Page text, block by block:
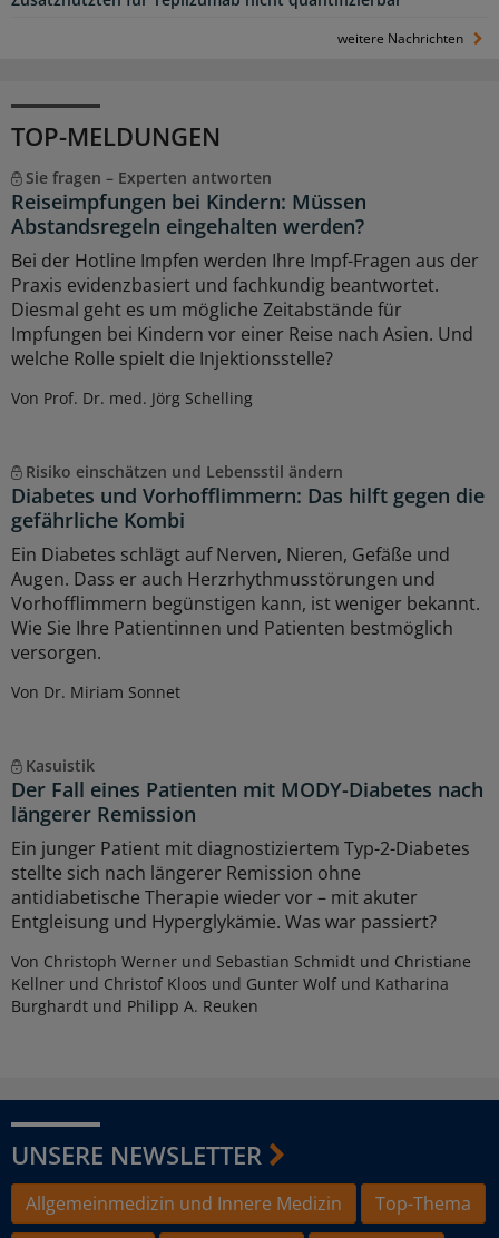
weitere Nachrichten
TOP-MELDUNGEN
Sie fragen – Experten antworten
Reiseimpfungen bei Kindern: Müssen
Abstandsregeln eingehalten werden?
Bei der Hotline Impfen werden Ihre Impf-Fragen aus der
Praxis evidenzbasiert und fachkundig beantwortet.
Diesmal geht es um mögliche Zeitabstände für
Impfungen bei Kindern vor einer Reise nach Asien. Und
welche Rolle spielt die Injektionsstelle?
Von Prof. Dr. med. Jörg Schelling
Risiko einschätzen und Lebensstil ändern
Diabetes und Vorhofflimmern: Das hilft gegen die
gefährliche Kombi
Ein Diabetes schlägt auf Nerven, Nieren, Gefäße und
Augen. Dass er auch Herzrhythmusstörungen und
Vorhofflimmern begünstigen kann, ist weniger bekannt.
Wie Sie Ihre Patientinnen und Patienten bestmöglich
versorgen.
Von Dr. Miriam Sonnet
Kasuistik
Der Fall eines Patienten mit MODY-Diabetes nach
längerer Remission
Ein junger Patient mit diagnostiziertem Typ-2-Diabetes
stellte sich nach längerer Remission ohne
antidiabetische Therapie wieder vor – mit akuter
Entgleisung und Hyperglykämie. Was war passiert?
Von Christoph Werner und Sebastian Schmidt und Christiane
Kellner und Christof Kloos und Gunter Wolf und Katharina
Burghardt und Philipp A. Reuken
UNSERE NEWSLETTER
Allgemeinmedizin und Innere Medizin
Top-Thema